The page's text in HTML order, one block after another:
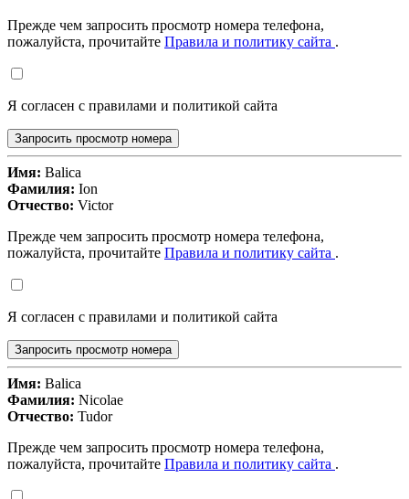
Прежде чем запросить просмотр номера телефона,
пожалуйста, прочитайте Правила и политику сайта .
Я согласен с правилами и политикой сайта
Запросить просмотр номера
Имя: Balica
Фамилия: Ion
Отчество: Victor
Прежде чем запросить просмотр номера телефона,
пожалуйста, прочитайте Правила и политику сайта .
Я согласен с правилами и политикой сайта
Запросить просмотр номера
Имя: Balica
Фамилия: Nicolae
Отчество: Tudor
Прежде чем запросить просмотр номера телефона,
пожалуйста, прочитайте Правила и политику сайта .